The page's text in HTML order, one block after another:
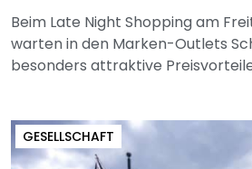
Beim Late Night Shopping am
warten in den Marken-Outlets
besonders attraktive
GESELLSCHAFT